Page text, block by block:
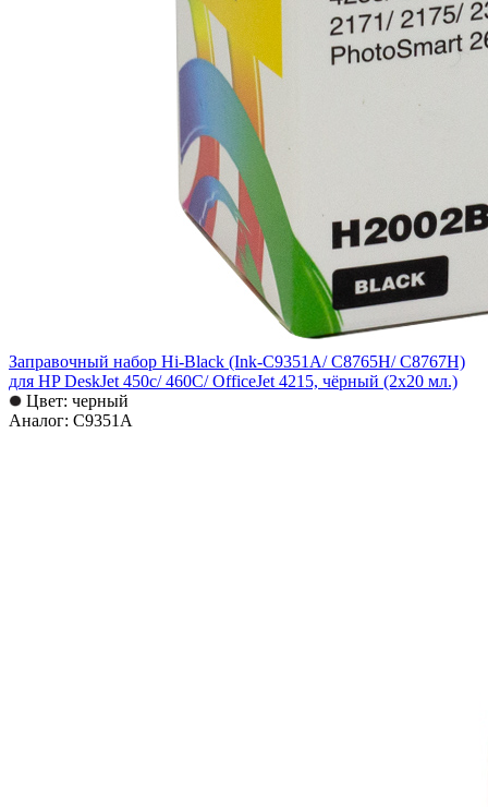
Заправочный набор Hi-Black (Ink-C9351A/ C8765H/ C8767H)
для HP DeskJet 450c/ 460C/ OfficeJet 4215, чёрный (2х20 мл.)
Цвет: черный
Аналог: C9351A